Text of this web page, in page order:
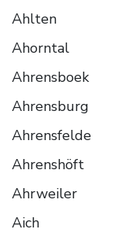
Ahlten
Ahorntal
Ahrensboek
Ahrensburg
Ahrensfelde
Ahrenshöft
Ahrweiler
Aich